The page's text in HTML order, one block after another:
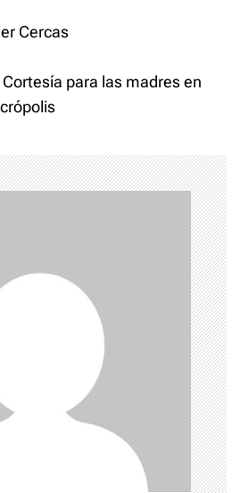
Cercas
para las madres en